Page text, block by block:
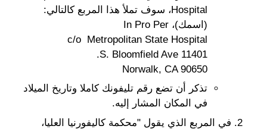
Hospital، سوف تملأ هذا المربع كالتالي:
(اسمك)، In Pro Per
c/o Metropolitan State Hospital
11401 S. Bloomfield Ave.
Norwalk, CA 90650
تذكر أن تضع رقم تليفونك كاملا وتاريخ الميلاد
في المكان المشار إليه.
في المربع الذي يقول "محكمة كاليفورنيا العليا،